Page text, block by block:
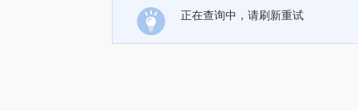
正在查询中，请刷新重试